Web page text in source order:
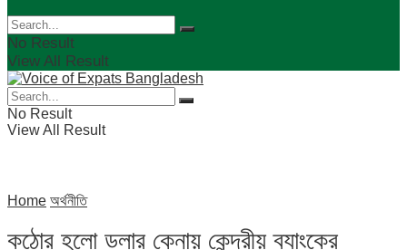
No Result
View All Result
No Result
View All Result
Home অর্থনীতি
কঠোর হলো ডলার কেনায় কেন্দ্রীয় ব্যাংকের